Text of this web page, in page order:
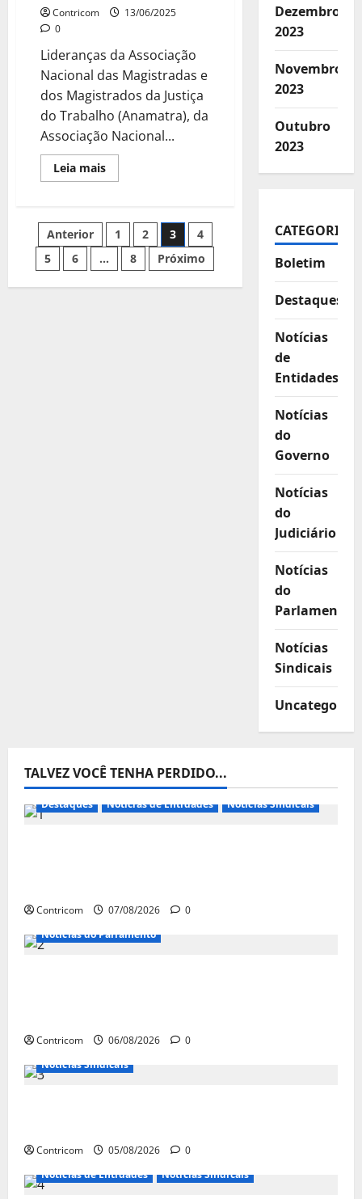
forma
de
ministra
Contricom
13/06/2025
0
Lideranças da Associação
Nacional das Magistradas e
dos Magistrados da Justiça
do Trabalho (Anamatra), da
Associação Nacional...
Leia maisLeia
mais
“pejotização”
no
mercado
de
trabalho
Paginação
dos
Anterior 1 2 3
4
5
6 … 8 Próximo
Dezembro
2023
Novembro
2023
Outubro
2023
CATEGORIAS
Boletim
Destaques
Notícias
de
Entidades
Notícias
do
Governo
Notícias
do
Judiciário
Notícias
do
Parlamento
Notícias
Sindicais
TALVEZ VOCÊ TENHA PERDIDO...
Destaques Notícias de Entidades Notícias Sindicais
Contricom 07/08/2026
0
Notícias do Parlamento
Contricom 06/08/2026
0
Notícias Sindicais
Contricom 05/08/2026
0
Notícias de Entidades
Notícias Sindicais